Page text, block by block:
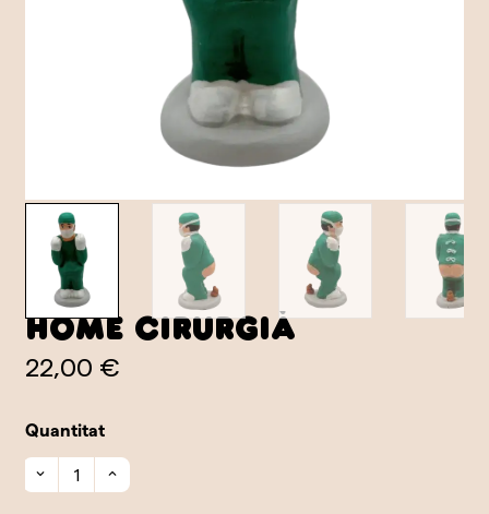
Home Cirurgià
22,00 €
Quantitat